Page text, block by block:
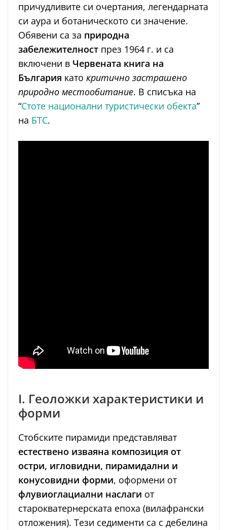
причудливите си очертания, легендарната
си аура и ботаническото си значение.
Обявени са за природна
забележителност през 1964 г. и са
включени в Червената книга на
България като критично застрашено
природно местообитание. В списъка на
“Стоте национални туристически обекта”
на БТС.
I. Геоложки характеристики и
форми
Стобските пирамиди представляват
естествено изваяна композиция от
остри, игловидни, пирамидални и
конусовидни форми, оформени от
флувиоглациални наслаги от
старокватернерската епоха (вилафрански
отложения). Тези седименти са с дебелина